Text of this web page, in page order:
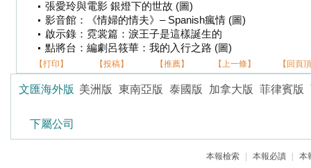
張愛玲與電影 銀燈下的世故 (圖)
影音館：《情婦的情夫》– Spanish瘋情 (圖)
啟示錄：霓裳篇：淚王子是這樣誕生的
點將台：編劇呂筱華：我的入行之路 (圖)
【打印】 【投稿】 【推薦】 【上一條】 【回頁
文匯海外版 美洲版 東南亞版 泰國版 加拿大版 菲律賓版
下屬公司
本報檢索 本報必讀
本